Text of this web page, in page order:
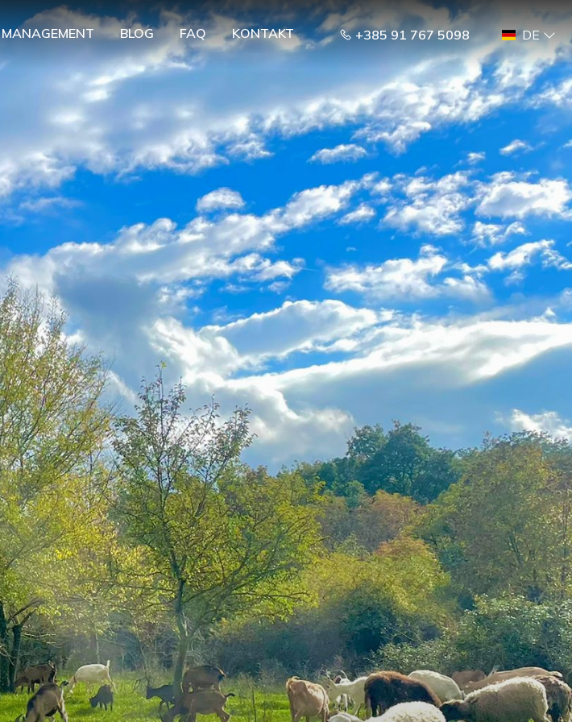
MANAGEMENT BLOG FAQ KONTAKT +385 91 767 5098 DE